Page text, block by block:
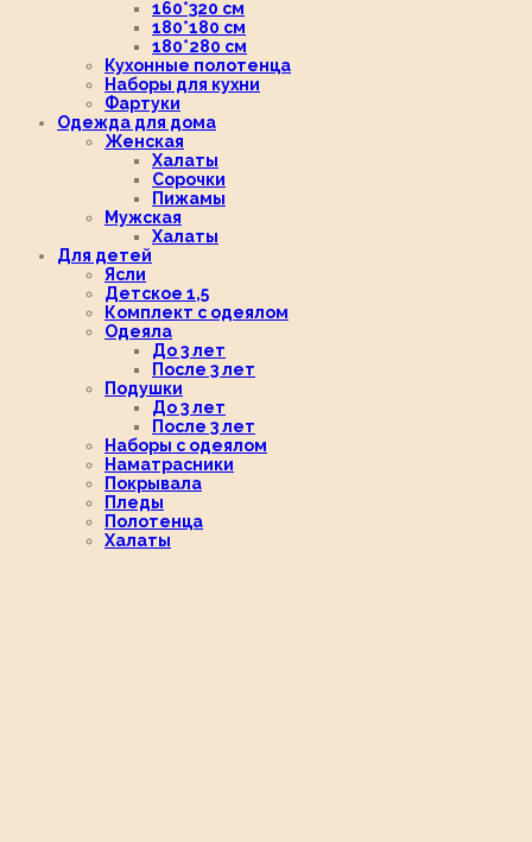
160*320 см
180*180 см
180*280 см
Кухонные полотенца
Наборы для кухни
Фартуки
Одежда для дома
Женская
Халаты
Сорочки
Пижамы
Мужская
Халаты
Для детей
Ясли
Детское 1,5
Комплект с одеялом
Одеяла
До 3 лет
После 3 лет
Подушки
До 3 лет
После 3 лет
Наборы с одеялом
Наматрасники
Покрывала
Пледы
Полотенца
Халаты